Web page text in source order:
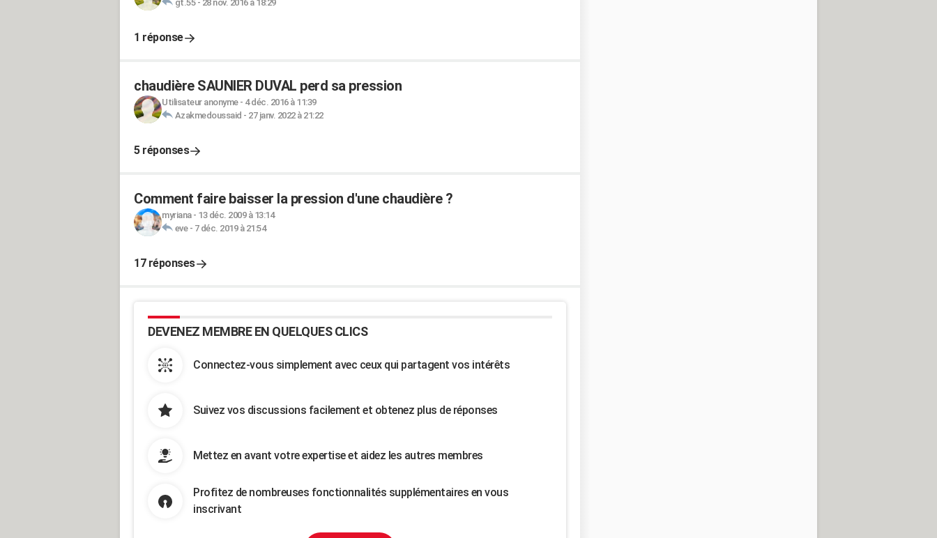
gt.55- 28 nov. 2016 à 18:29
1 réponse
chaudière SAUNIER DUVAL perd sa pression
Utilisateur anonyme- 4 déc. 2016 à 11:39
Azakmedoussaid - 27 janv. 2022 à 21:22
5 réponses
Comment faire baisser la pression d'une chaudière ?
myriana- 13 déc. 2009 à 13:14
eve- 7 déc. 2019 à 21:54
17 réponses
DEVENEZ MEMBRE EN QUELQUES CLICS
Connectez-vous simplement avec ceux qui partagent vos intérêts
Suivez vos discussions facilement et obtenez plus de réponses
Mettez en avant votre expertise et aidez les autres membres
Profitez de nombreuses fonctionnalités supplémentaires en vous
inscrivant